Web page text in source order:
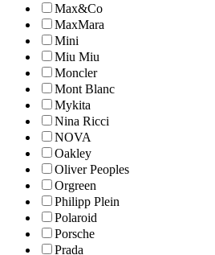
Max&Co
MaxMara
Mini
Miu Miu
Moncler
Mont Blanc
Mykita
Nina Ricci
NOVA
Oakley
Oliver Peoples
Orgreen
Philipp Plein
Polaroid
Porsche
Prada